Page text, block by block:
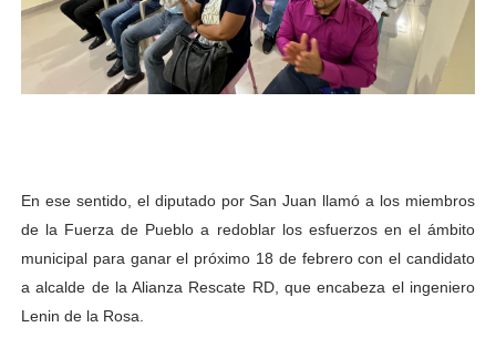
En ese sentido, el diputado por San Juan llamó a los miembros
de la Fuerza de Pueblo a redoblar los esfuerzos en el ámbito
municipal para ganar el próximo 18 de febrero con el candidato
a alcalde de la Alianza Rescate RD, que encabeza el ingeniero
Lenin de la Rosa.